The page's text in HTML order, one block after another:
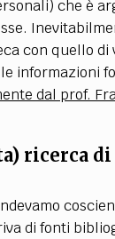
che è
con quello di
informazioni
dal prof.
ricerca
di fonti